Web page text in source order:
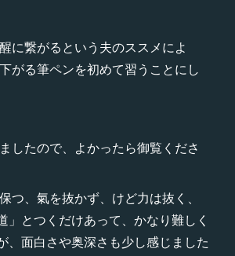
に繋がるという夫のススメによ
がる筆ペンを初めて習うことにし
したので、よかったら御覧くださ
つ、氣を抜かず、けど力は抜く、
」とつくだけあって、かなり難しく
、面白さや奥深さも少し感じました